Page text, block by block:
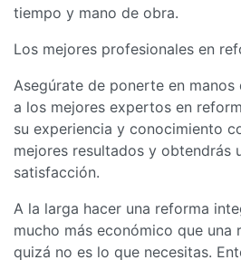
tiempo y mano de obra.
Los mejores profesionales en
Asegúrate de ponerte en manos
a los mejores expertos en
su experiencia y conocimiento
mejores resultados y obtendrás
satisfacción.
A la larga hacer una reforma
mucho más económico que una
quizá no es lo que necesitas.